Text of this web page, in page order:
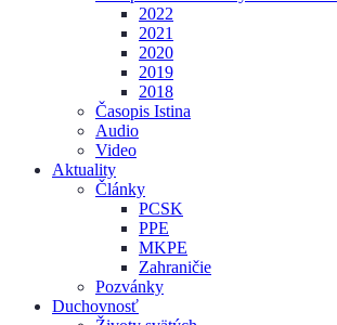
2022
2021
2020
2019
2018
Časopis Istina
Audio
Video
Aktuality
Články
PCSK
PPE
MKPE
Zahraničie
Pozvánky
Duchovnosť